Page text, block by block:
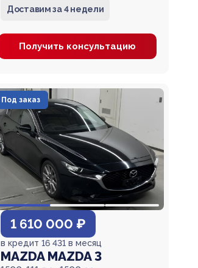
Доставим за 4 недели
Получить консультацию
Под заказ
1 610 000 ₽
в кредит 16 431 в месяц
MAZDA MAZDA 3